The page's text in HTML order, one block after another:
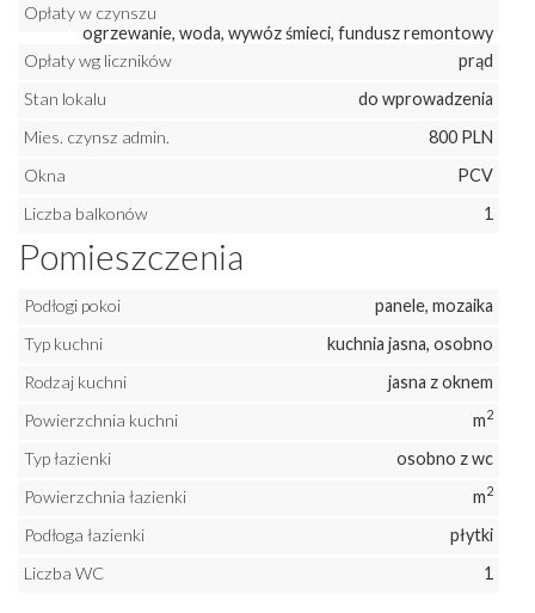
Opłaty w czynszu
ogrzewanie, woda, wywóz śmieci, fundusz remontowy
Opłaty wg liczników
prąd
Stan lokalu
do wprowadzenia
Mies. czynsz admin.
800 PLN
Okna
PCV
Liczba balkonów
1
Pomieszczenia
Podłogi pokoi
panele, mozaika
Typ kuchni
kuchnia jasna, osobno
Rodzaj kuchni
jasna z oknem
Powierzchnia kuchni
m2
Typ łazienki
osobno z wc
Powierzchnia łazienki
m2
Podłoga łazienki
płytki
Liczba WC
1